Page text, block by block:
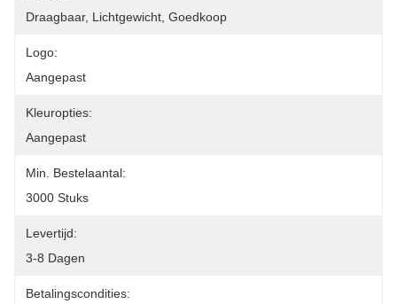
Draagbaar, Lichtgewicht, Goedkoop
Logo:
Aangepast
Kleuropties:
Aangepast
Min. Bestelaantal:
3000 Stuks
Levertijd:
3-8 Dagen
Betalingscondities: